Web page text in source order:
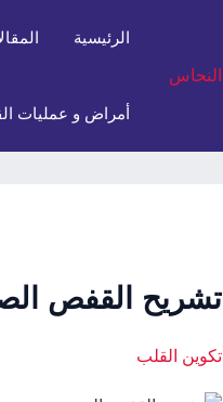
الرئيسية
أمراض و عمليات
تشريح القفص
تكوين القلب